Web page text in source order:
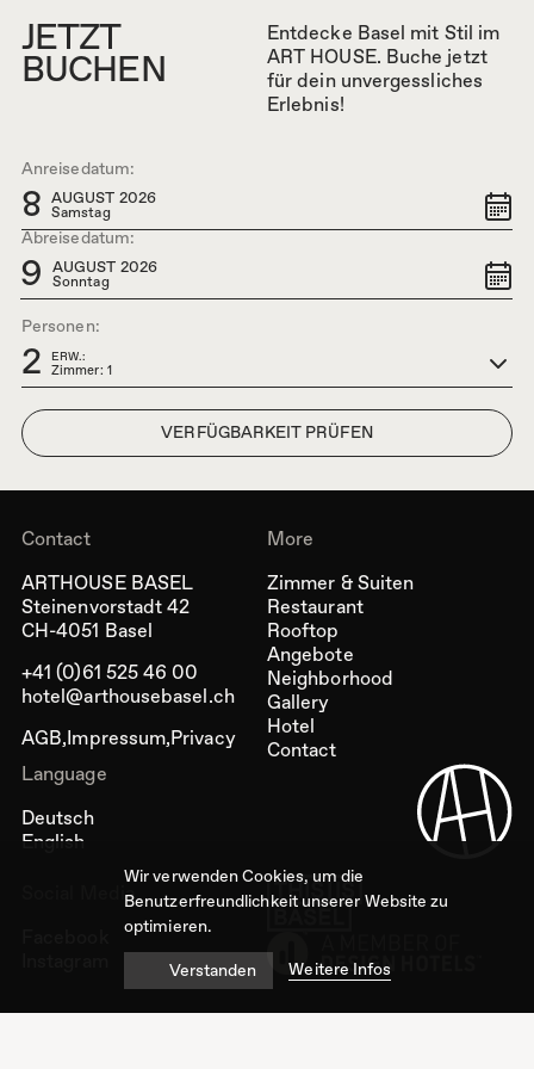
ANGEBOTE
CONTACT
ARTHOUSE BASEL
Steinenvorstadt 42
CH-4051 Basel
Google Maps
Karriere
AGB
Restaurant Rooftop
JETZT
BUCHEN
Entdecke Basel mit Stil im
ART HOUSE. Buche jetzt
für dein unvergessliches
Erlebnis!
Anreisedatum:
8 AUGUST 2026
Samstag
Abreisedatum:
9 AUGUST 2026
Sonntag
Personen:
2
ERW.:
Zimmer: 1
Contact
ARTHOUSE BASEL
Steinenvorstadt 42
CH-4051 Basel
+41 (0)61 525 46 00
hotel@arthousebasel.ch
AGB Impressum Privacy
More
Zimmer & Suiten
Restaurant
Rooftop
Angebote
Neighborhood
Gallery
Hotel
Contact
Language
Deutsch
English
Social Media
Wir verwenden Cookies, um die
Benutzerfreundlichkeit unserer Website zu
optimieren.
Verstanden Weitere Infos